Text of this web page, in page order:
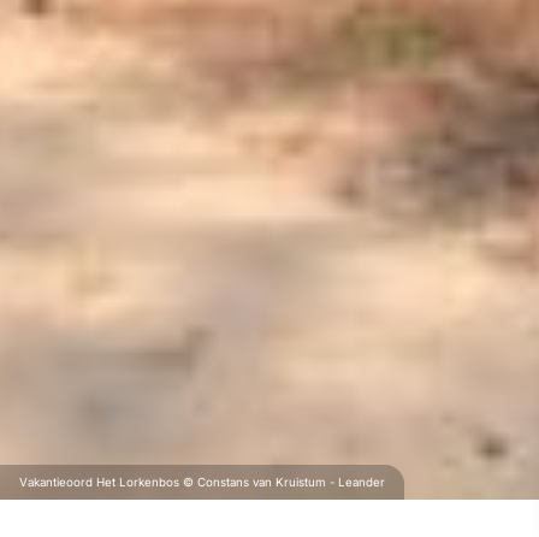
Vakantieoord Het Lorkenbos © Constans van Kruistum - Leander